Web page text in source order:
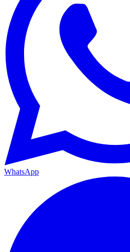
WhatsApp